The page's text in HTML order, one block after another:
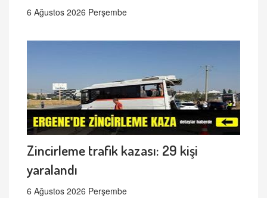
6 Ağustos 2026 Perşembe
Zincirleme trafik kazası: 29 kişi
yaralandı
6 Ağustos 2026 Perşembe